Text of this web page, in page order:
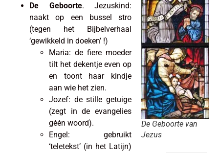
De Geboorte van
Jezus
De Geboorte. Jezuskind:
naakt op een bussel stro
(tegen het Bijbelverhaal
‘gewikkeld in doeken’ !)
Maria: de fiere moeder
tilt het dekentje even op
en toont haar kindje
aan wie het zien.
Jozef: de stille getuige
(zegt in de evangelies
géén woord).
Engel: gebruikt
‘teletekst’ (in het Latijn)